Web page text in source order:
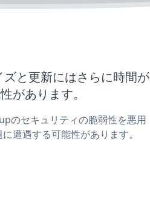
と更新にはさらに時間が
があります。
のセキュリティの脆弱性を悪用
遭遇する可能性があります。